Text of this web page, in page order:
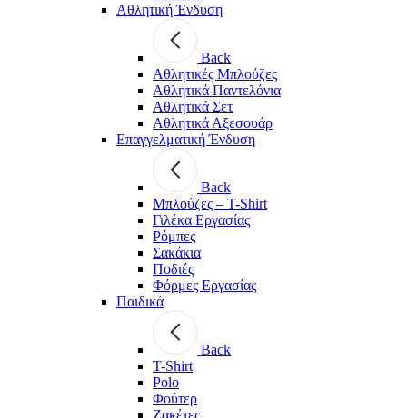
Αθλητική Ένδυση
Back
Aθλητικές Μπλούζες
Αθλητικά Παντελόνια
Αθλητικά Σετ
Αθλητικά Αξεσουάρ
Επαγγελματική Ένδυση
Back
Μπλούζες – T-Shirt
Γιλέκα Εργασίας
Ρόμπες
Σακάκια
Ποδιές
Φόρμες Εργασίας
Παιδικά
Back
T-Shirt
Polo
Φούτερ
Ζακέτες